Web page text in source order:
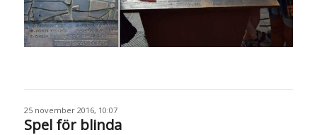
25 november 2016, 10:07
Spel för blinda